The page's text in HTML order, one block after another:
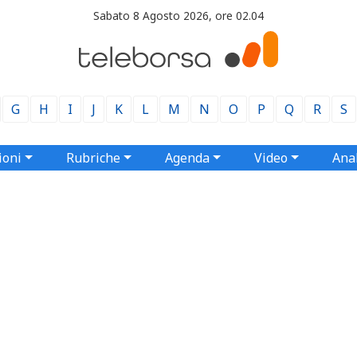
Sabato 8 Agosto 2026, ore 02.04
G H I J K L M N O P Q R S
Rubriche Agenda Video